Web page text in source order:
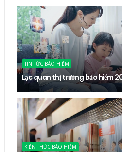
TIN TỨC BẢO HIỂM
Lạc quan thị trường bảo hiểm
KIẾN THỨC BẢO HIỂM